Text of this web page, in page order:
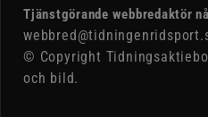
Tjänstgörande webbredaktör
© Copyright
och bild.